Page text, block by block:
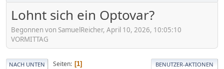
Lohnt sich ein Optovar?
Begonnen von SamuelReicher, April 10, 2026, 10:05:10
VORMITTAG
NACH UNTEN Seiten 1 BENUTZER-AKTIONEN